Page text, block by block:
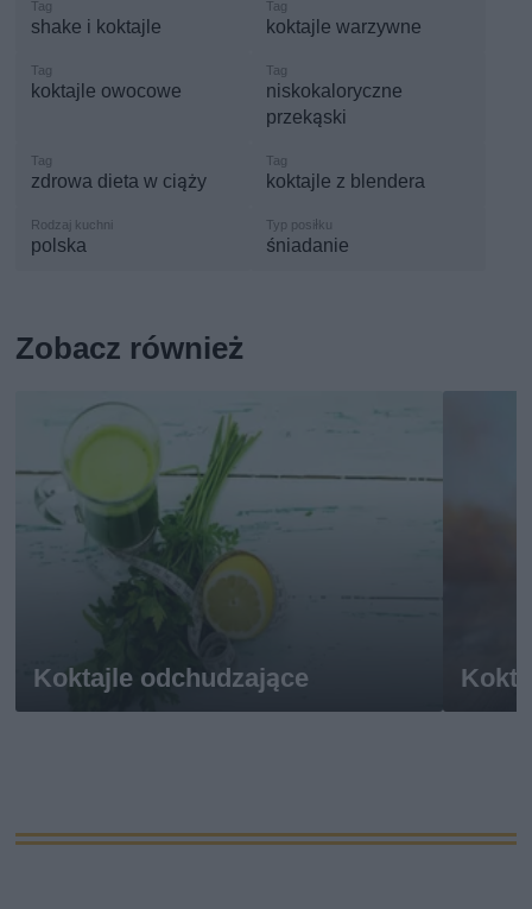
shake i koktajle koktajle warzywne
koktajle owocowe
niskokaloryczne
przekąski
zdrowa dieta w ciąży koktajle z blendera
polska śniadanie
Zobacz również
Koktajle odchudzające